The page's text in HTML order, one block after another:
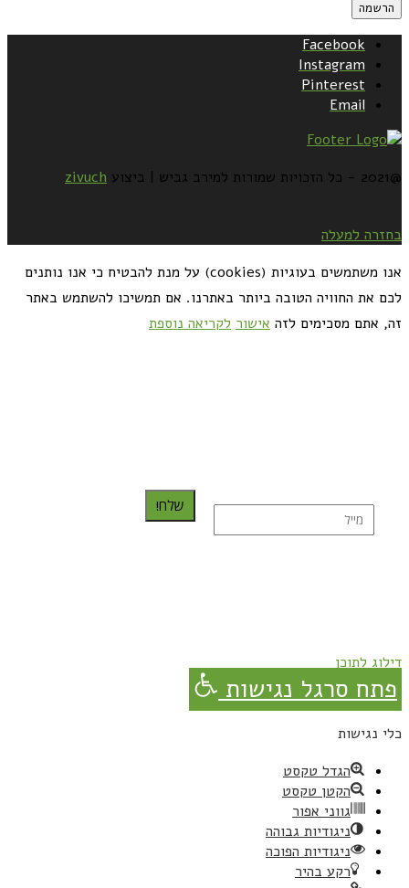
Facebook
Instagram
Pinterest
Email
@2021 - כל הזכויות שמורות למירב גביש | ביצוע zivuch
בחזרה למעלה
אנו משתמשים בעוגיות (cookies) על מנת להבטיח כי אנו נותנים
לכם את החוויה הטובה ביותר באתרנו. אם תמשיכו להשתמש באתר
זה, אתם מסכימים לזה אישור לקריאה נוספת
שלח!
דילוג לתוכן
פתח סרגל נגישות
כלי נגישות
הגדל טקסט
הקטן טקסט
גווני אפור
ניגודיות גבוהה
ניגודיות הפוכה
רקע בהיר